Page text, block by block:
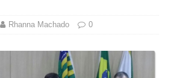
Rhanna Machado 0